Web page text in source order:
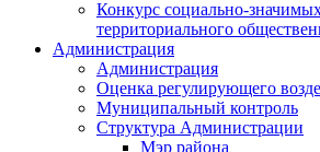
Конкурс социально-
территориального
Администрация
Администрация
Оценка регулирующего
Муниципальный контроль
Структура Администрации
Мэр района